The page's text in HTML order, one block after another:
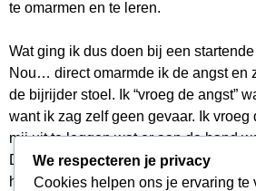
te omarmen en te leren.
Wat ging ik dus doen bij een
Nou… direct omarmde ik de angst en
de bijrijder stoel. Ik “vroeg de angst”
want ik zag zelf geen gevaar. Ik vroeg
mij uit te leggen wat er aan de hand
De paniek zat niet meer in mij, maar
herkende het en erkende het. Niets
We respecteren je privacy
Cookies helpen ons je ervaring te